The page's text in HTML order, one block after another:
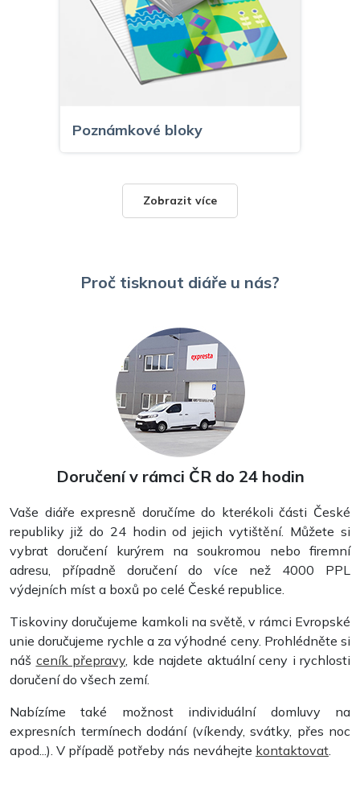
Poznámkové bloky
Samolepky
Plakáty
Zobrazit více
Proč tisknout diáře u nás?
Doručení v rámci ČR do 24 hodin
Vaše diáře expresně doručíme do kterékoli části České
republiky již do 24 hodin od jejich vytištění. Můžete si
vybrat doručení kurýrem na soukromou nebo firemní
adresu, případně doručení do více než 4000 PPL
výdejních míst a boxů po celé České republice.
Tiskoviny doručujeme kamkoli na světě, v rámci Evropské
unie doručujeme rychle a za výhodné ceny. Prohlédněte si
náš ceník přepravy , kde najdete aktuální ceny i rychlosti
doručení do všech zemí.
Nabízíme také možnost individuální domluvy na
expresních termínech dodání (víkendy, svátky, přes noc
apod...). V případě potřeby nás neváhejte kontaktovat